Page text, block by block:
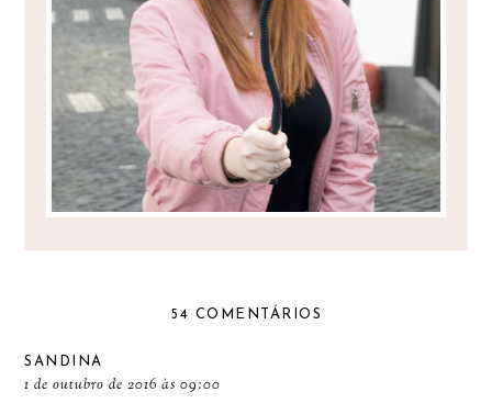
O MEU GEKKOSTICK
54 COMENTÁRIOS
SANDINA
1 de outubro de 2016 às 09:00